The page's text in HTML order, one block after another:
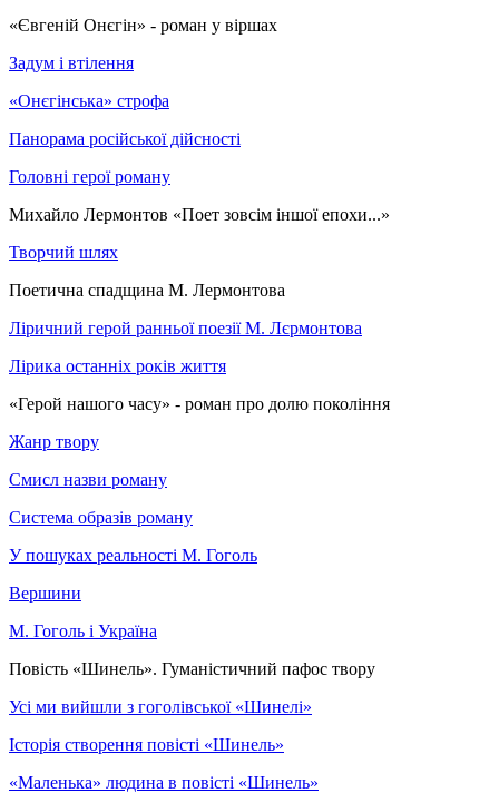
«Євгеній Онєгін» - роман у віршах
Задум і втілення
«Онєгінська» строфа
Панорама російської дійсності
Головні герої роману
Михайло Лермонтов «Поет зовсім іншої епохи...»
Творчий шлях
Поетична спадщина М. Лермонтова
Ліричний герой ранньої поезії М. Лєрмонтова
Лірика останніх років життя
«Герой нашого часу» - роман про долю покоління
Жанр твору
Смисл назви роману
Система образів роману
У пошуках реальності М. Гоголь
Вершини
М. Гоголь і Україна
Повість «Шинель». Гуманістичний пафос твору
Усі ми вийшли з гоголівської «Шинелі»
Історія створення повісті «Шинель»
«Маленька» людина в повісті «Шинель»